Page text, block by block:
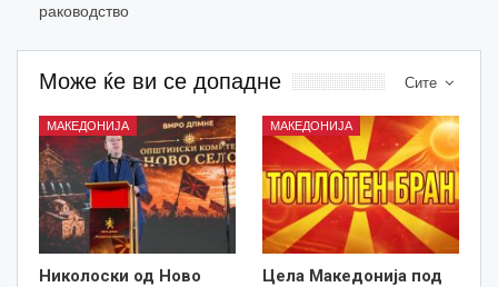
раководство
Сите
Може ќе ви се допадне
МАКЕДОНИЈА
Николоски од Ново
МАКЕДОНИЈА
Цела Македонија под